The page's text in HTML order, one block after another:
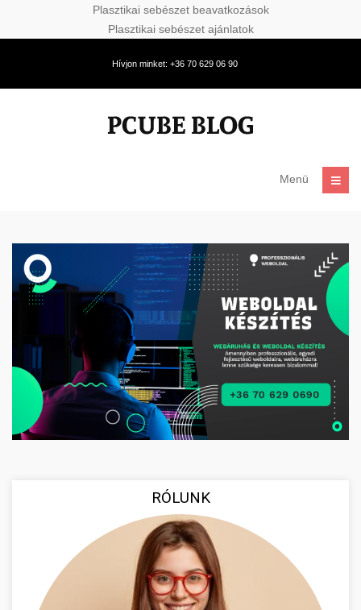
Plasztikai sebészet beavatkozások
Plasztikai sebészet ajánlatok
Hívjon minket: +36 70 629 06 90
Menü
RÓLUNK